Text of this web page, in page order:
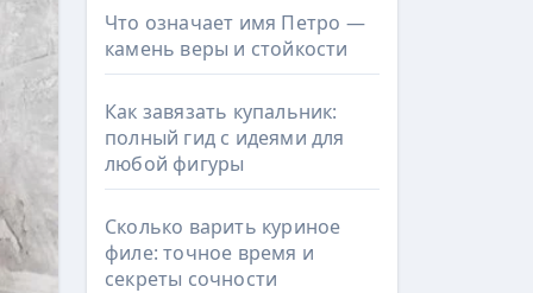
Что означает имя Петро —
камень веры и стойкости
Как завязать купальник:
полный гид с идеями для
любой фигуры
Сколько варить куриное
филе: точное время и
секреты сочности